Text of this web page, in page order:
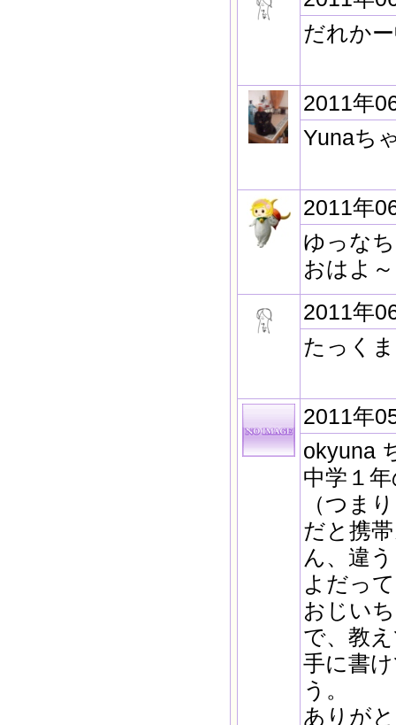
だれか
2011年
Yunaち
2011年
ゆっな
おはよ
2011年
たっく
2011年
okyuna
中学１
（つま
だと携
ん、違
よだっ
おじい
で、教
手に書
う。
ありが